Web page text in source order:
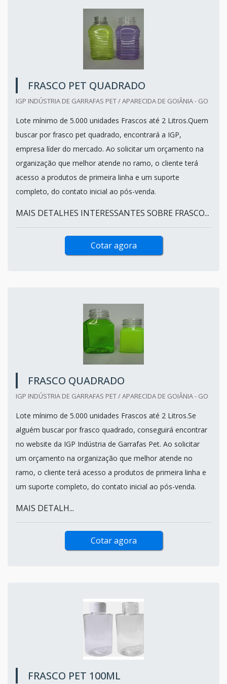
FRASCO PET QUADRADO
IGP INDÚSTRIA DE GARRAFAS PET / APARECIDA DE GOIÂNIA - GO
Lote mínimo de 5.000 unidades Frascos até 2 Litros.Quem
buscar por frasco pet quadrado, encontrará a IGP,
empresa líder do mercado. Ao solicitar um orçamento na
organização que melhor atende no ramo, o cliente terá
acesso a produtos de primeira linha e um suporte
completo, do contato inicial ao pós-venda.
MAIS DETALHES INTERESSANTES SOBRE FRASCO...
Cotar agora
FRASCO QUADRADO
IGP INDÚSTRIA DE GARRAFAS PET / APARECIDA DE GOIÂNIA - GO
Lote mínimo de 5.000 unidades Frascos até 2 Litros.Se
alguém buscar por frasco quadrado, conseguirá encontrar
no website da IGP Indústria de Garrafas Pet. Ao solicitar
um orçamento na organização que melhor atende no
ramo, o cliente terá acesso a produtos de primeira linha e
um suporte completo, do contato inicial ao pós-venda.
MAIS DETALH...
Cotar agora
FRASCO PET 100ML